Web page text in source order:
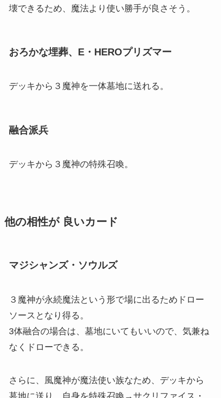
壊できるため、魔法より使い勝手が良さそう。
おろかな埋葬、E・HEROプリズマー
デッキから３魔神を一体墓地に送れる。
融合派兵
デッキから３魔神の特殊召喚。
他の相性が 良いカード
マジシャンズ・ソウルズ
３魔神が永続魔法という形で場に出るためドロー
ソースとなり得る。
3体融合の場合は、墓地にいてもいいので、気兼ね
なくドローできる。
さらに、風魔神が魔法使い族なため、デッキから